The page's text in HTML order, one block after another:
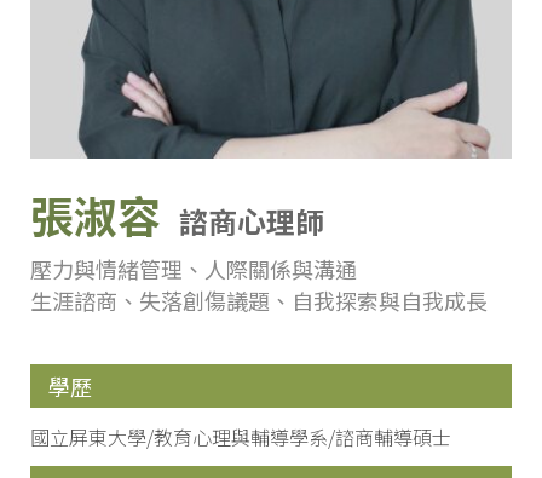
張淑容 諮商心理師
壓力與情緒管理、人際關係與溝通
生涯諮商、失落創傷議題、自我探索與自我成長
學歷
國立屏東大學/教育心理與輔導學系/諮商輔導碩士